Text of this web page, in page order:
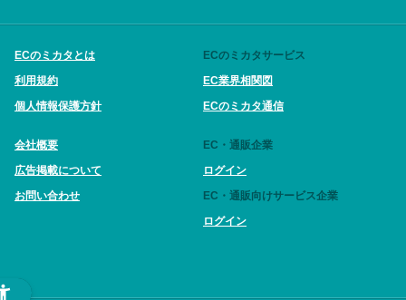
ECのミカタとは
利用規約
個人情報保護方針
会社概要
広告掲載について
お問い合わせ
ECのミカタサービス
EC業界相関図
ECのミカタ通信
EC・通販企業
ログイン
EC・通販向けサービス企業
ログイン